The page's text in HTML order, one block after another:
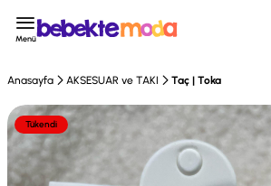
Menü
Anasayfa AKSESUAR ve TAKI Taç | Toka
Tükendi